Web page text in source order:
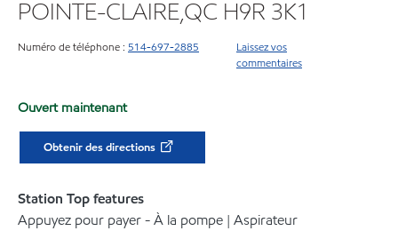
POINTE-CLAIRE,QC H9R 3K1
Numéro de téléphone : 514-697-2885
Laissez vos
commentaires
Ouvert maintenant
Obtenir des directions
Station Top features
Appuyez pour payer - À la pompe | Aspirateur